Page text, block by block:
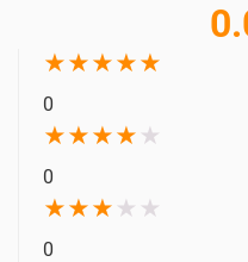
★★★★★
0
★★★★ ★
0
★★★ ★ ★
0